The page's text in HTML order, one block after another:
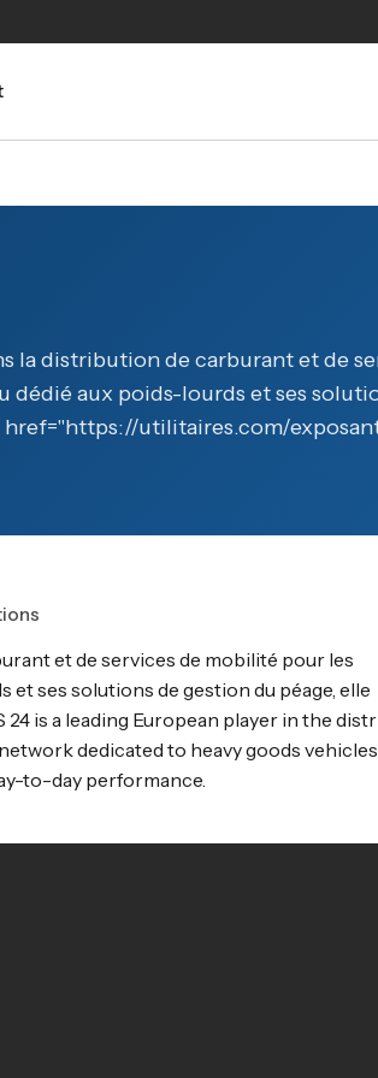
la distribution de carburant et de
dédié aux poids-lourds et ses
utilitaires.com/
et de services de mobilité pour les
ses solutions de gestion du péage, elle
is a leading European player in the
dedicated to heavy goods
to-day performance.